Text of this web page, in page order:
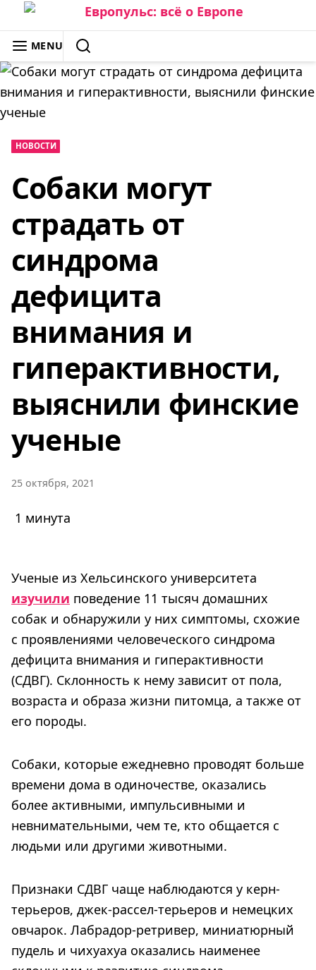
Skip
to
content
ЕВРОПУЛЬС: ВСЁ О ЕВРОПЕ
MENU
SEARCH
НОВОСТИ
Собаки могут
страдать от
синдрома
дефицита
внимания и
гиперактивности,
выяснили финские
ученые
25 октября, 2021
1 минута
Ученые из Хельсинского университета
изучили поведение 11 тысяч домашних
собак и обнаружили у них симптомы, схожие
с проявлениями человеческого синдрома
дефицита внимания и гиперактивности
(СДВГ). Склонность к нему зависит от пола,
возраста и образа жизни питомца, а также от
его породы.
Собаки, которые ежедневно проводят больше
времени дома в одиночестве, оказались
более активными, импульсивными и
невнимательными, чем те, кто общается с
людьми или другими животными.
Признаки СДВГ чаще наблюдаются у керн-
терьеров, джек-рассел-терьеров и немецких
овчарок. Лабрадор-ретривер, миниатюрный
пудель и чихуахуа оказались наименее